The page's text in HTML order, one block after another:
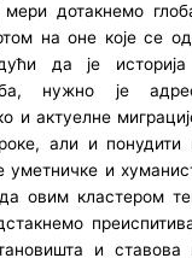
дотакнемо
на оне које се
да је
нужно је
и актуелне
али и
уметничке и
овим кластером
и